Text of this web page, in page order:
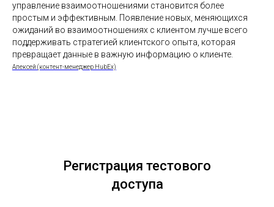
управление взаимоотношениями становится более
простым и эффективным. Появление новых, меняющихся
ожиданий во взаимоотношениях с клиентом лучше всего
поддерживать стратегией клиентского опыта, которая
превращает данные в важную информацию о клиенте.
Алексей (контент-менеджер HubEx)
Регистрация тестового
доступа